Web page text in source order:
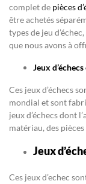
complet de pièces
être achetés
types de jeu
que nous avons à
Jeux
Ces jeux d’échecs
mondial et sont
jeux d’échecs dont
matériau, des
Jeux
Ces jeux d’echec